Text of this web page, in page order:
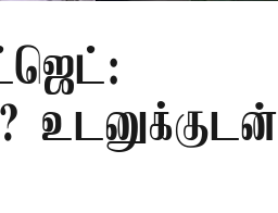
உடனுக்குடன்